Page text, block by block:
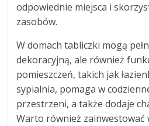
odpowiednie miejsca i
zasobów.
W domach tabliczki mogą
dekoracyjną, ale również
pomieszczeń, takich jak
sypialnia, pomaga w
przestrzeni, a także dodaje
Warto również zainwestować